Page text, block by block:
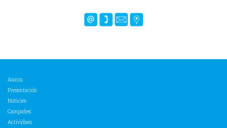
Aniciu
Presentación
Noticies
Campañes
Actividaes